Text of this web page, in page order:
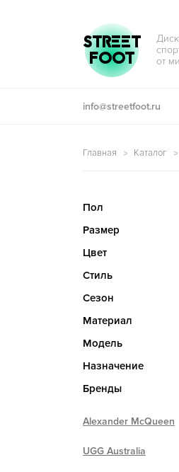
Перейти к
Перейти к
STREET
FOOT
от
info@streetfoot.ru
Главная Каталог
Пол
Размер
Цвет
Стиль
Сезон
Материал
Модель
Назначение
Бренды
Alexander McQueen
UGG Australia